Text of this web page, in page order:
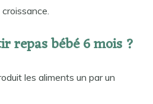
repas bébé 6 mois ?
les aliments un par un